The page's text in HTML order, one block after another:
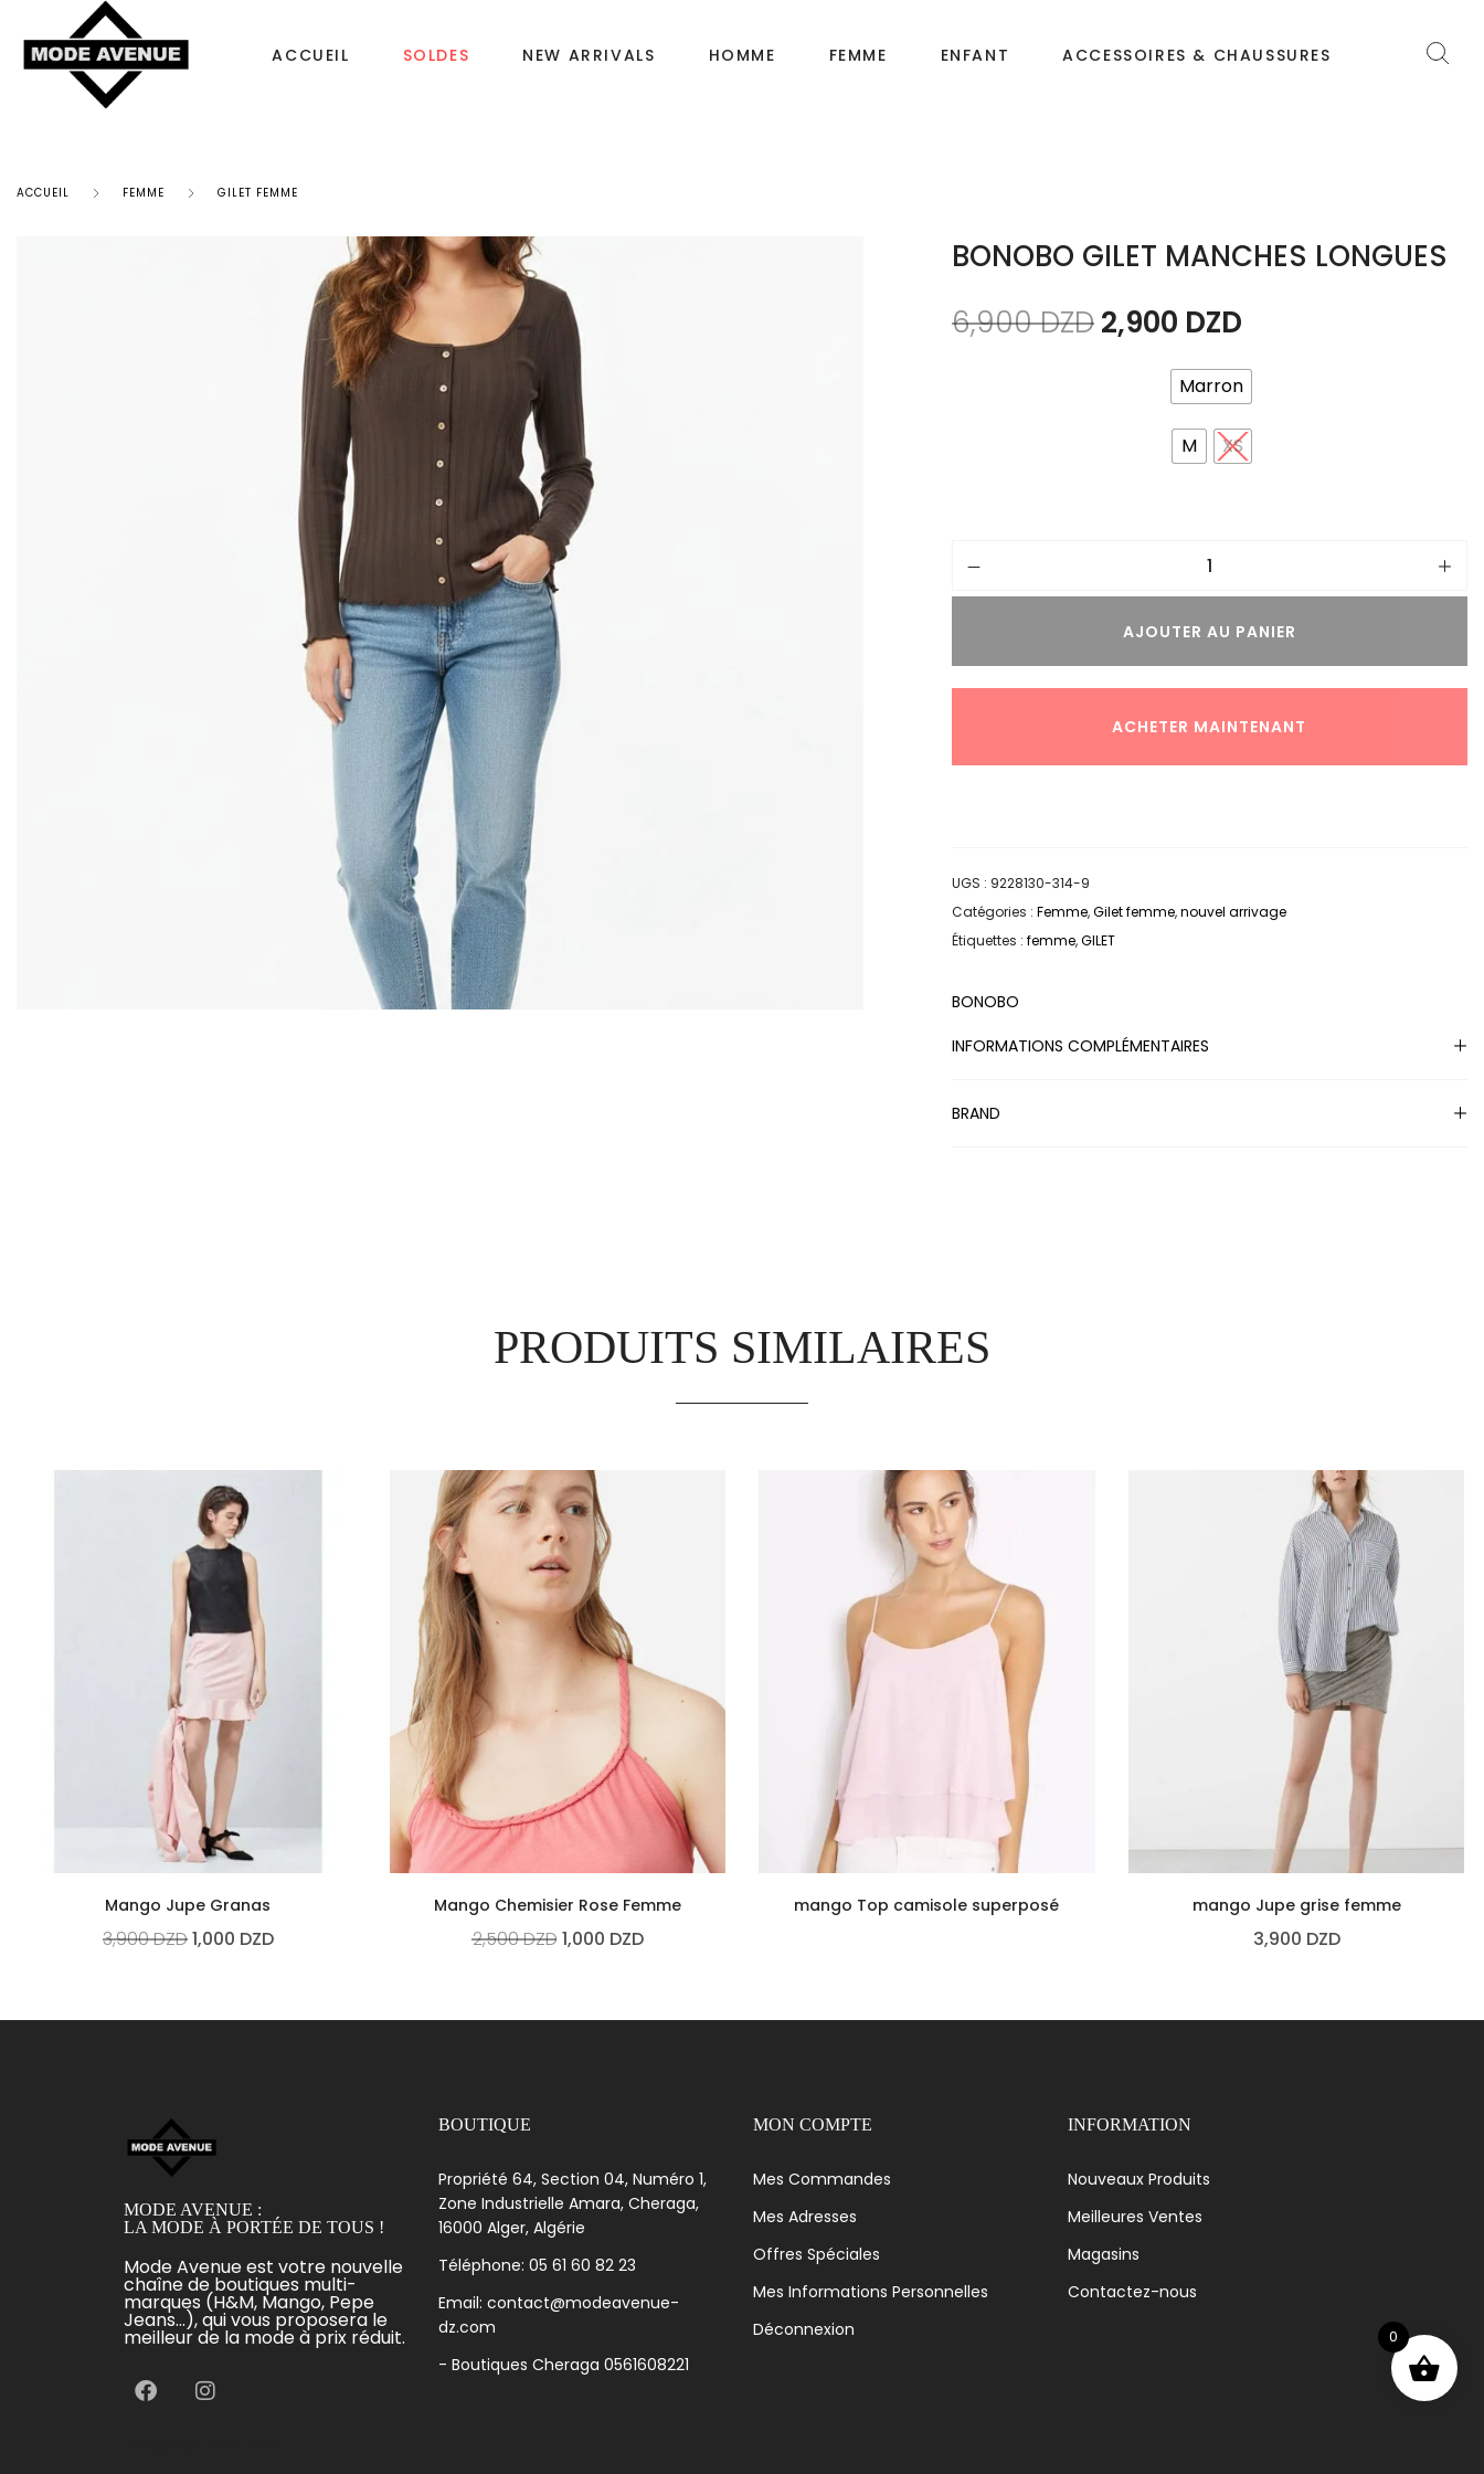
ACCUEIL SOLDES NEW ARRIVALS HOMME FEMME ENFANT ACCESSOIRES & CHAUSSURES
CHAUSSURES
Sac à dos
Bonnet Femme
Sacs à main
Echarpe
ACCUEIL FEMME GILET FEMME
BONOBO GILET MANCHES LONGUES
6,900DZD 2,900 DZD
Marron
M XS
AJOUTER AU PANIER
ACHETER MAINTENANT
UGS : 9228130-314-9
Catégories : Femme,Gilet femme,nouvel arrivage
Étiquettes : femme,GILET
BONOBO
INFORMATIONS COMPLÉMENTAIRES
BRAND
PRODUITS SIMILAIRES
Mango Jupe Granas
3,900DZD1,000 DZD
Mango Chemisier Rose Femme
2,500DZD 1,000 DZD
mango Top camisole superposé mango Jupe grise femme
3,900 DZD
MODE AVENUE :
LA MODE À PORTÉE DE TOUS !
Mode Avenue est votre nouvelle
chaîne de boutiques multi-
marques (H&M, Mango, Pepe
Jeans...), qui vous proposera le
meilleur de la mode à prix réduit.
BOUTIQUE
Propriété 64, Section 04, Numéro 1,
Zone Industrielle Amara, Cheraga,
16000 Alger, Algérie
Téléphone: 05 61 60 82 23
Email: contact@modeavenue-
dz.com
- Boutiques Cheraga 0561608221
MON COMPTE
Mes Commandes
Mes Adresses
Offres Spéciales
Mes Informations Personnelles
Déconnexion
INFORMATION
Nouveaux Produits
Meilleures Ventes
Magasins
Contactez-nous
0